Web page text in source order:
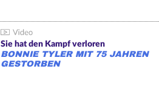
Sie hat den Kampf verloren
BONNIE TYLER MIT 75 JAHREN
GESTORBEN